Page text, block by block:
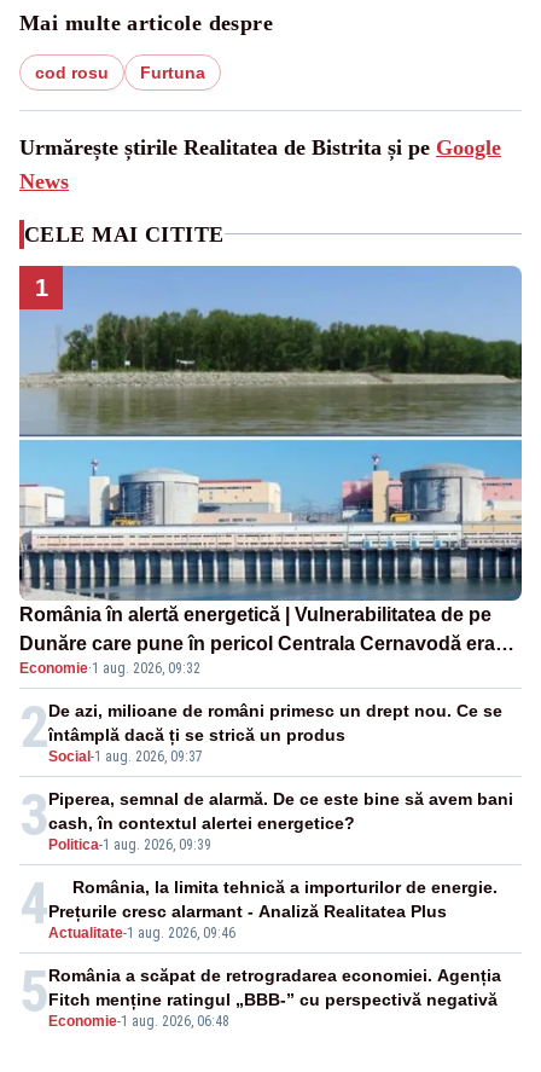
Mai multe articole despre
cod rosu Furtuna
Urmărește știrile Realitatea de Bistrita și pe Google
News
CELE MAI CITITE
1
România în alertă energetică | Vulnerabilitatea de pe
Dunăre care pune în pericol Centrala Cernavodă era
cunoscută de pe vremea lui Ceaușescu
Economie·1 aug. 2026, 09:32
2Social -1 aug. 2026, 09:37
De azi, milioane de români primesc un drept nou. Ce se
întâmplă dacă ți se strică un produs
3 Politica-1 aug. 2026, 09:39
Piperea, semnal de alarmă. De ce este bine să avem bani
cash, în contextul alertei energetice?
4Actualitate-1 aug. 2026, 09:46
România, la limita tehnică a importurilor de energie.
Prețurile cresc alarmant - Analiză Realitatea Plus
5 Economie-1 aug. 2026, 06:48
România a scăpat de retrogradarea economiei. Agenția
Fitch menține ratingul „BBB-” cu perspectivă negativă